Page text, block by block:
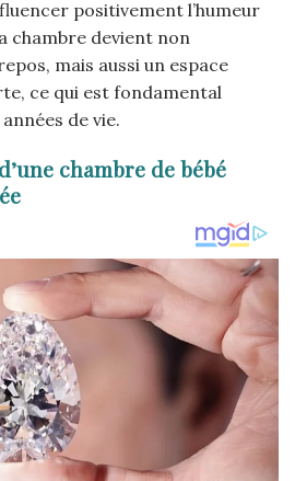
positivement l’humeur
chambre devient non
mais aussi un espace
ce qui est fondamental
de vie.
chambre de bébé